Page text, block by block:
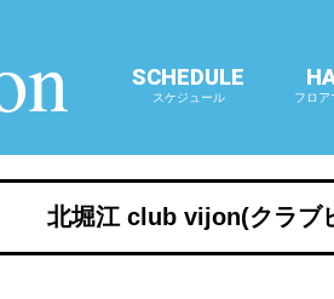
SCHEDULE
スケジュール フロア
北堀江 club vijon(クラブ